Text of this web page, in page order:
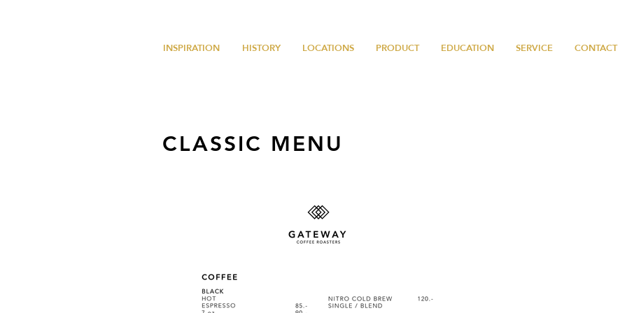
INSPIRATION HISTORY LOCATIONS PRODUCT EDUCATION SERVICE CONTACT
CLASSIC MENU